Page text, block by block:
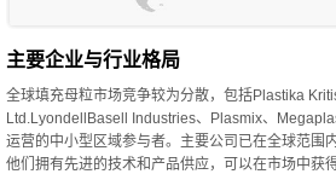
主要企业与行业格局
全球填充母粒市场竞争较为分散，包括Plastika
Ltd.LyondellBasell Industries、Plasmix、
运营的中小型区域参与者。主要公司已在全球范围
他们拥有先进的技术和产品供应，可以在市场中获